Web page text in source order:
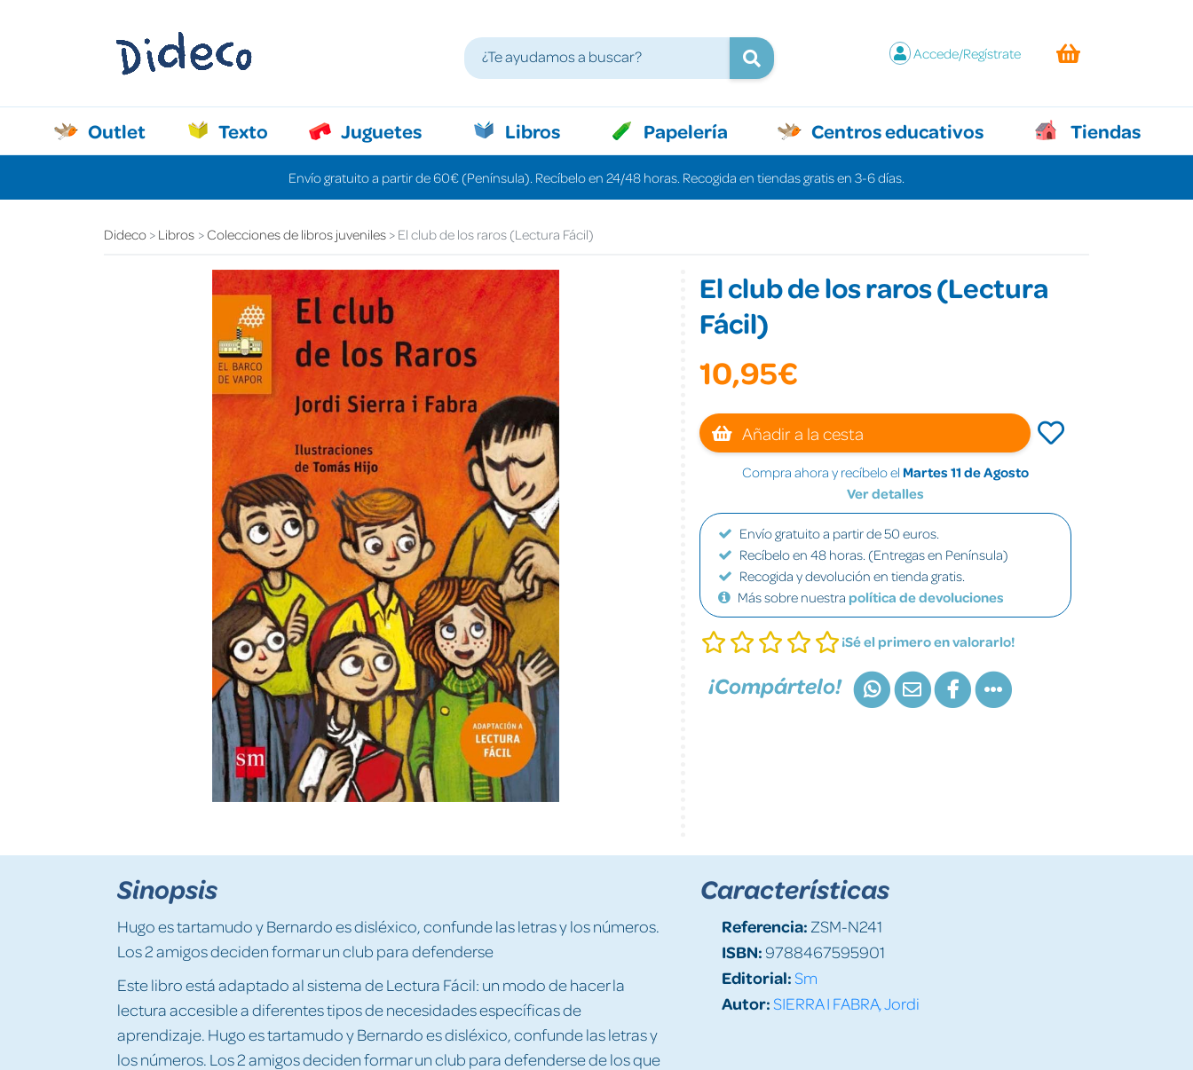
Accede/Regístrate
Outlet Texto Juguetes Libros Papelería Centros educativos Tiendas
Envío gratuito a partir de 60€ (Península). Recíbelo en 24/48 horas. Recogida en tiendas gratis en 3-6 días.
Dideco Libros Colecciones de libros juveniles El club de los raros (Lectura Fácil)
El club de los raros (Lectura
Fácil)
10,95€
Añadir a la cesta
Compra ahora y recíbelo el Martes 11 de Agosto
Ver detalles
Envío gratuito a partir de 50 euros.
Recíbelo en 48 horas. (Entregas en Península)
Recogida y devolución en tienda gratis.
Más sobre nuestra política de devoluciones
¡Sé el primero en valorarlo!
¡Compártelo!
Sinopsis
Hugo es tartamudo y Bernardo es disléxico, confunde las letras y los números.
Los 2 amigos deciden formar un club para defenderse
Este libro está adaptado al sistema de Lectura Fácil: un modo de hacer la
lectura accesible a diferentes tipos de necesidades específicas de
aprendizaje. Hugo es tartamudo y Bernardo es disléxico, confunde las letras y
los números. Los 2 amigos deciden formar un club para defenderse de los que
Características
Referencia: ZSM-N241
ISBN:9788467595901
Editorial:Sm
Autor:SIERRA I FABRA, Jordi